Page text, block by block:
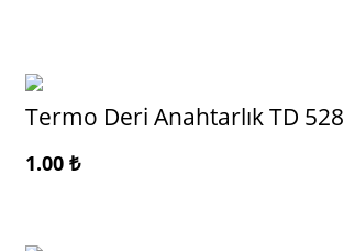
Termo Deri Anahtarlık TD 528
1.00 ₺